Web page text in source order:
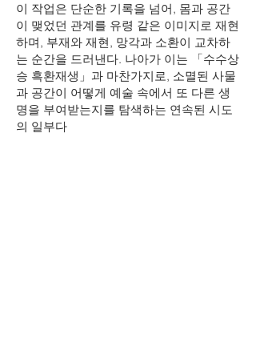
이 작업은 단순한 기록을 넘어, 몸과 공간
이 맺었던 관계를 유령 같은 이미지로 재현
하며, 부재와 재현, 망각과 소환이 교차하
는 순간을 드러낸다. 나아가 이는 「수수상
승 흑환재생」과 마찬가지로, 소멸된 사물
과 공간이 어떻게 예술 속에서 또 다른 생
명을 부여받는지를 탐색하는 연속된 시도
의 일부다